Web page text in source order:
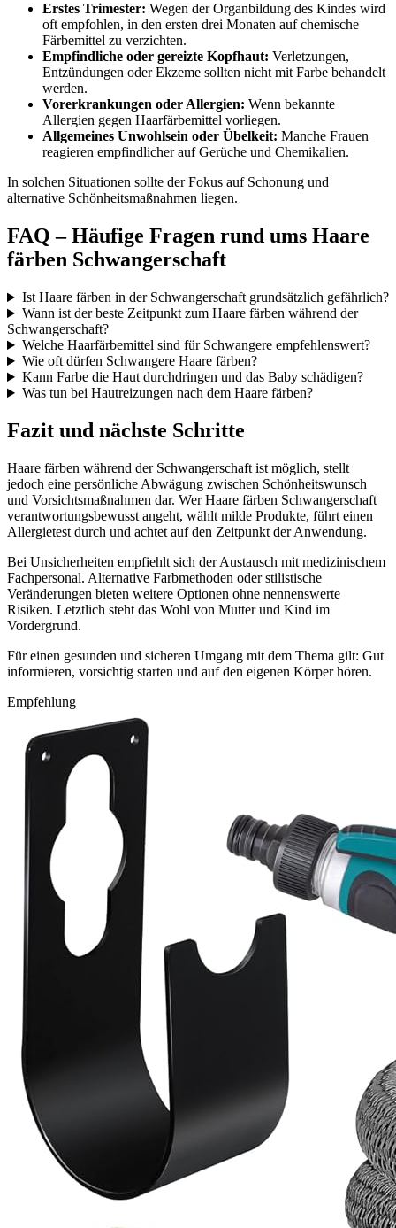
Erstes Trimester: Wegen der Organbildung des Kindes wird
oft empfohlen, in den ersten drei Monaten auf chemische
Färbemittel zu verzichten.
Empfindliche oder gereizte Kopfhaut: Verletzungen,
Entzündungen oder Ekzeme sollten nicht mit Farbe behandelt
werden.
Vorerkrankungen oder Allergien: Wenn bekannte
Allergien gegen Haarfärbemittel vorliegen.
Allgemeines Unwohlsein oder Übelkeit: Manche Frauen
reagieren empfindlicher auf Gerüche und Chemikalien.
In solchen Situationen sollte der Fokus auf Schonung und
alternative Schönheitsmaßnahmen liegen.
FAQ – Häufige Fragen rund ums Haare
färben Schwangerschaft
Ist Haare färben in der Schwangerschaft grundsätzlich gefährlich?
Wann ist der beste Zeitpunkt zum Haare färben während der
Schwangerschaft?
Welche Haarfärbemittel sind für Schwangere empfehlenswert?
Wie oft dürfen Schwangere Haare färben?
Kann Farbe die Haut durchdringen und das Baby schädigen?
Was tun bei Hautreizungen nach dem Haare färben?
Fazit und nächste Schritte
Haare färben während der Schwangerschaft ist möglich, stellt
jedoch eine persönliche Abwägung zwischen Schönheitswunsch
und Vorsichtsmaßnahmen dar. Wer Haare färben Schwangerschaft
verantwortungsbewusst angeht, wählt milde Produkte, führt einen
Allergietest durch und achtet auf den Zeitpunkt der Anwendung.
Bei Unsicherheiten empfiehlt sich der Austausch mit medizinischem
Fachpersonal. Alternative Farbmethoden oder stilistische
Veränderungen bieten weitere Optionen ohne nennenswerte
Risiken. Letztlich steht das Wohl von Mutter und Kind im
Vordergrund.
Für einen gesunden und sicheren Umgang mit dem Thema gilt: Gut
informieren, vorsichtig starten und auf den eigenen Körper hören.
Empfehlung